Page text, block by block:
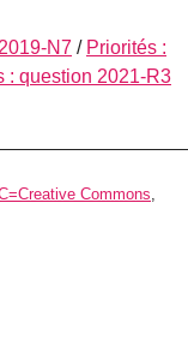
N7 / Priorités :
: question 2021-R3
Commons